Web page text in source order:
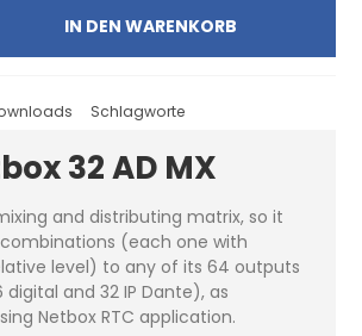
IN DEN WARENKORB
Schlagworte
32 AD MX
and distributing matrix, so it
(each one with
level) to any of its 64 outputs
digital and 32 IP Dante), as
Netbox RTC application.